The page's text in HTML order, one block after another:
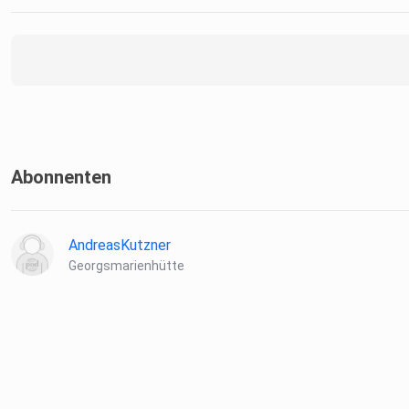
Abonnenten
AndreasKutzner
Georgsmarienhütte